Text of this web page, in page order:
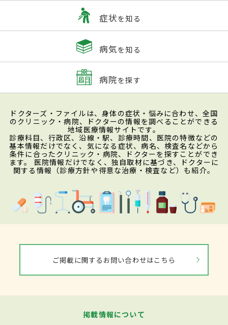
症状を知る
病気を知る
病院を探す
ドクターズ・ファイルは、身体の症状・悩みに合わせ、全国
のクリニック・病院、ドクターの情報を調べることができる
地域医療情報サイトです。
診療科目、行政区、沿線・駅、診療時間、医院の特徴などの
基本情報だけでなく、気になる症状、病名、検査名などから
条件に合ったクリニック・病院、ドクターを探すことができ
ます。 医院情報だけでなく、独自取材に基づき、ドクターに
関する情報（診療方針や得意な治療・検査など）も紹介。
ご掲載に関するお問い合わせはこちら
掲載情報について